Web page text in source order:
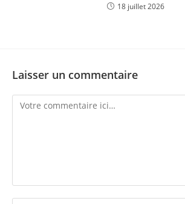
18 juillet 2026
Laisser un commentaire